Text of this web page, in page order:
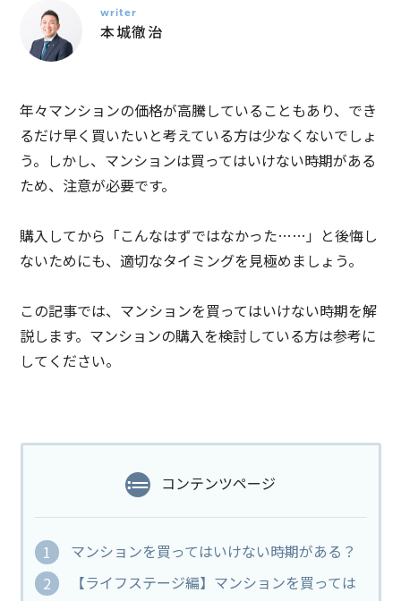
writer
本城徹治
年々マンションの価格が高騰していることもあり、でき
るだけ早く買いたいと考えている方は少なくないでしょ
う。しかし、マンションは買ってはいけない時期がある
ため、注意が必要です。
購入してから「こんなはずではなかった……」と後悔し
ないためにも、適切なタイミングを見極めましょう。
この記事では、マンションを買ってはいけない時期を解
説します。マンションの購入を検討している方は参考に
してください。
コンテンツページ
マンションを買ってはいけない時期がある？
【ライフステージ編】マンションを買っては